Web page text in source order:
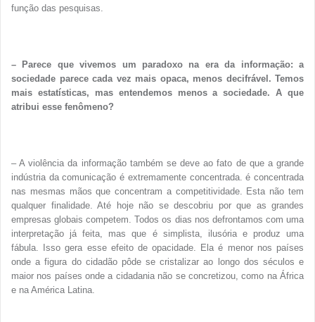
função das pesquisas.
– Parece que vivemos um paradoxo na era da informação: a
sociedade parece cada vez mais opaca, menos decifrável. Temos
mais estatísticas, mas entendemos menos a sociedade. A que
atribui esse fenômeno?
– A violência da informação também se deve ao fato de que a grande
indústria da comunicação é extremamente concentrada. é concentrada
nas mesmas mãos que concentram a competitividade. Esta não tem
qualquer finalidade. Até hoje não se descobriu por que as grandes
empresas globais competem. Todos os dias nos defrontamos com uma
interpretação já feita, mas que é simplista, ilusória e produz uma
fábula. Isso gera esse efeito de opacidade. Ela é menor nos países
onde a figura do cidadão pôde se cristalizar ao longo dos séculos e
maior nos países onde a cidadania não se concretizou, como na África
e na América Latina.